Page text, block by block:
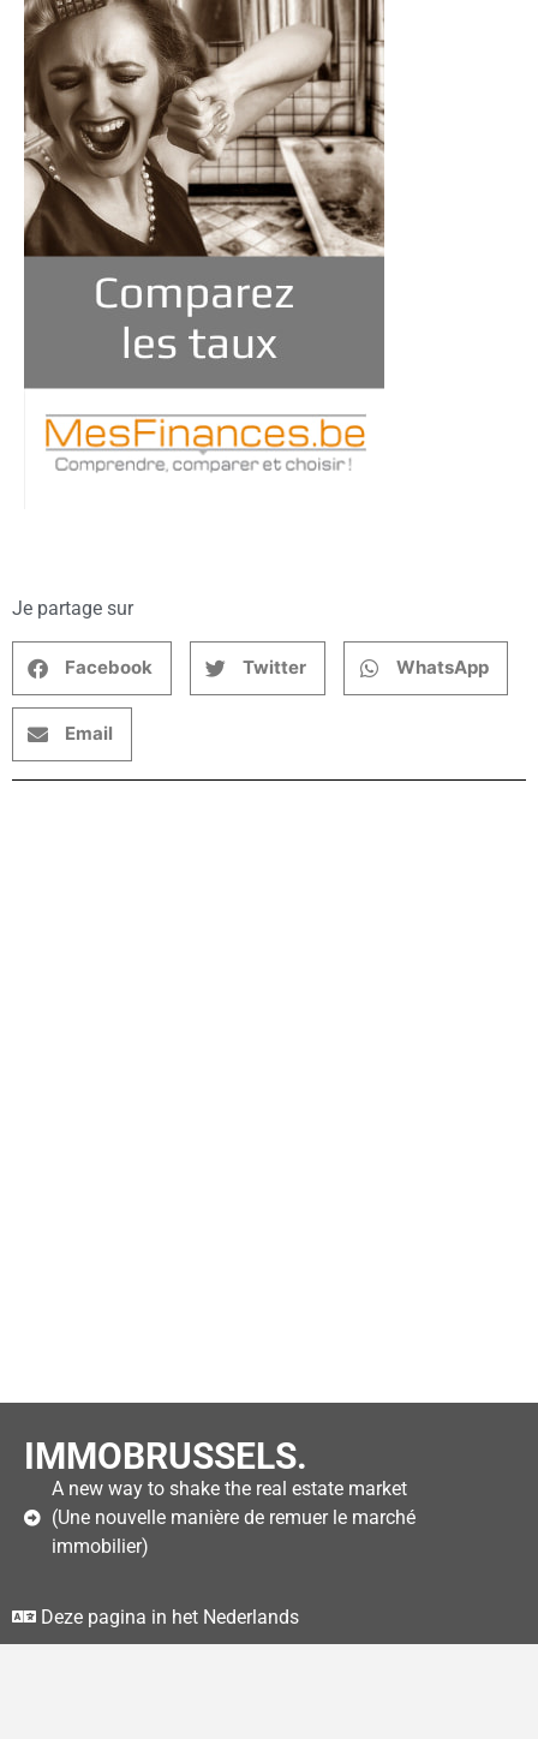
Je partage sur
Facebook Twitter WhatsApp
Email
IMMOBRUSSELS.
A new way to shake the real estate market
(Une nouvelle manière de remuer le marché
immobilier)
Deze pagina in het Nederlands